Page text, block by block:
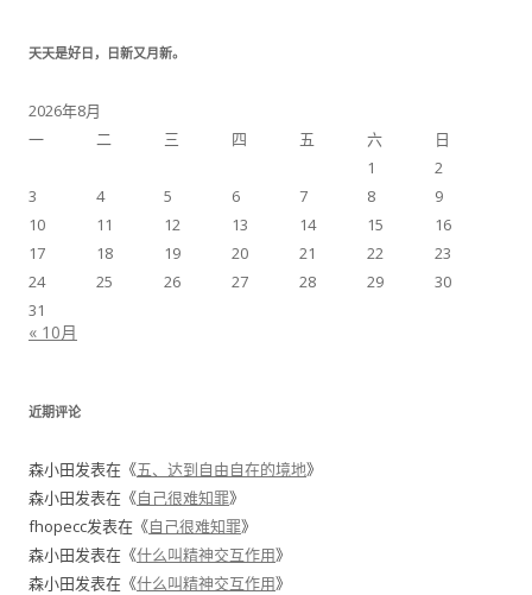
天天是好日，日新又月新。
2026年8月
一
二 三 四 五 六
日
1
2
3
4 5 6 7 8
9
10
11 12 13 14 15
16
17
18 19 20 21 22
23
24
25 26 27 28 29
30
31
« 10月
近期评论
森小田发表在《五、达到自由自在的境地》
森小田发表在《自己很难知罪》
fhopecc发表在《自己很难知罪》
森小田发表在《什么叫精神交互作用》
森小田发表在《什么叫精神交互作用》